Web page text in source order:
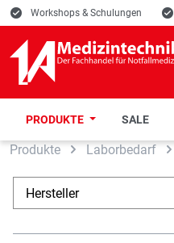
Hauptinhalt springen
Zur Suche springen
Zur Hauptnavigation springen
E Workshops & Schulungen E
PRODUKTE SALE
Produkte Laborbedarf
Hersteller